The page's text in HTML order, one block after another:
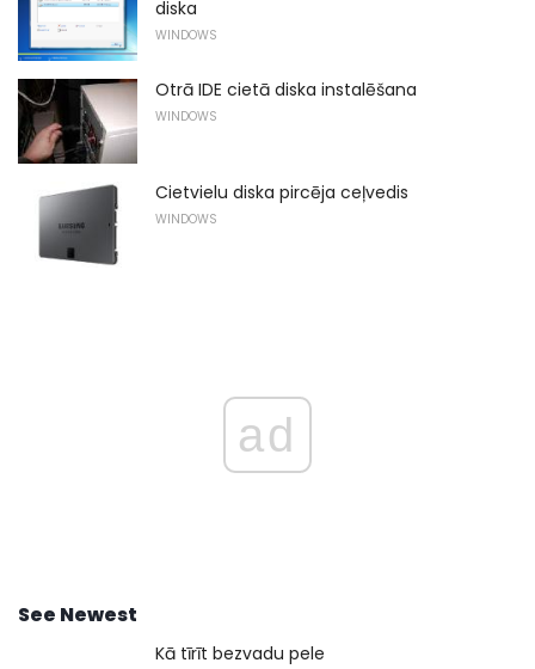
diska
WINDOWS
Otrā IDE cietā diska instalēšana
WINDOWS
Cietvielu diska pircēja ceļvedis
WINDOWS
ad
See Newest
Kā tīrīt bezvadu pele